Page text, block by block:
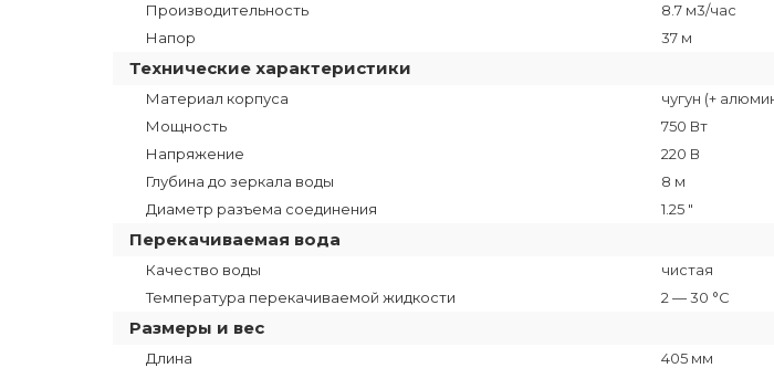
Производительность
8.7 м3/час
Напор
37 м
Технические характеристики
Материал корпуса
чугун (+
Мощность
750 Вт
Напряжение
220 В
Глубина до зеркала воды
8 м
Диаметр разъема соединения
1.25 "
Перекачиваемая вода
Качество воды
чистая
Температура перекачиваемой жидкости
2 — 30 °C
Размеры и вес
Длина
405 мм